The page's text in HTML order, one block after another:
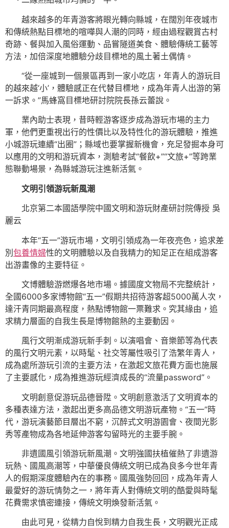
越來越多的年青游客將眼光轉向縣城，在闊別年夜城市
和傳統熱點目標地的喧嘩與人潮的同時，經由過程觀賞古村
奇跡、餐與加入風俗運動、品嘗隧道美食、體驗傳統工藝等
方法，加倍深度地體驗分歧目標地的風土著土偶情。
“從一座城到一個景區再到一家小吃店，年青人的游玩目
的越來越‘小’，體驗感正在代替目標地，成為年青人出游的第
一訴求。”馬蜂窩目標地研討院院長孫云蕾說。
業內助士表現，昔時輕游客逐步成為游玩市場的主力
軍，他們更重視出行的性價比以及特性化的游玩體驗，推進
小城游玩連續“出圈”；縣域也要掌握新機會，充足發掘本身可
以應用的文明和游玩資本，測驗考試“餐飲+”“文旅+”等跨業
態聯動場景，為縣城游玩注進新活氣。
文明引領游玩新風潮
北京第二本國語學院中國文明和游玩財產研討院傳授 吳
麗云
本年“五一”游玩市場，文明引領成為一年夜亮色，追求差
別包養情婦性的文明體驗以及自我精力的知足正在組成游客
出游畫像的主要特征。
文博體驗游燃爆各地市場。據國度文物局不完整統計，
全國6000多家博物館“五一”假期共招待游客超5000萬人次，
達汗青同期最高程度，熱點博物館一票難求。究其緣由，追
求精力層面的自我生長是博物館熱的主要動因。
風行文明漸成游玩新手刺。以演唱會、音樂節等為代表
的風行文明元素，以時髦、社交等屬性吸引了浩繁年青人，
成為處所游玩引流的主要方法，在激起文旅花費方面也施展
了主要感化，成為推進游玩經濟成長的“流量password”。
文明創意促游玩品德晉陞。文明創意激活了文明資本的
多種表達方法，激起出更多高品德文明游玩產物。“五一”時
代，游玩演藝節目層出不窮，沉醉式文明游園會、夜間光影
秀等產物成為各地延伸游客勾留時光的主要手腕。
非遺國風引領游玩新風潮。文明強國扶植催熱了非遺游
玩熱、國風高潮等，中華優良傳統文明已成為良多今世年青
人的假期深度體驗內在的事務。國風強勢回回，成為年青人
最愛好的游玩情勢之一，將年青人對傳統文明的酷愛與時髦
花費需求慎密連接，傳統文明煥發新活氣。
由此可見，從精力自悅到精力自我生長，文明觀光正成